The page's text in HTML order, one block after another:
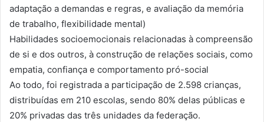
adaptação a demandas e regras, e avaliação da memória
de trabalho, flexibilidade mental)
Habilidades socioemocionais relacionadas à compreensão
de si e dos outros, à construção de relações sociais, como
empatia, confiança e comportamento pró-social
Ao todo, foi registrada a participação de 2.598 crianças,
distribuídas em 210 escolas, sendo 80% delas públicas e
20% privadas das três unidades da federação.